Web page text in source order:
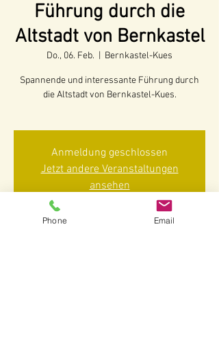
Führung durch die
Altstadt von Bernkastel
Do., 06. Feb. Bernkastel-Kues
Spannende und interessante Führung durch
die Altstadt von Bernkastel-Kues.
Anmeldung geschlossen
Jetzt andere Veranstaltungen
ansehen
Phone Email